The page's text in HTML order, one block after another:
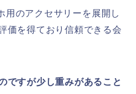
用のアクセサリーを展開し
価を得ており信頼できる会
ですが少し重みがあること